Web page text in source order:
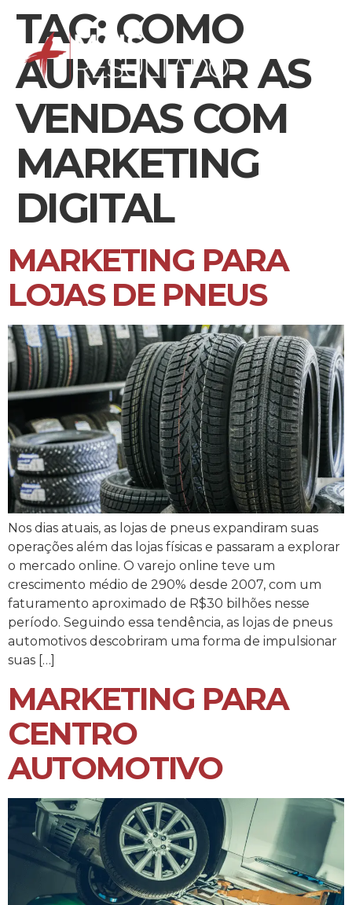
TAG: COMO
AUMENTAR AS
VENDAS COM
MARKETING
DIGITAL
MARKETING PARA
LOJAS DE PNEUS
Nos dias atuais, as lojas de pneus expandiram suas
operações além das lojas físicas e passaram a explorar
o mercado online. O varejo online teve um
crescimento médio de 290% desde 2007, com um
faturamento aproximado de R$30 bilhões nesse
período. Seguindo essa tendência, as lojas de pneus
automotivos descobriram uma forma de impulsionar
suas […]
MARKETING PARA
CENTRO
AUTOMOTIVO